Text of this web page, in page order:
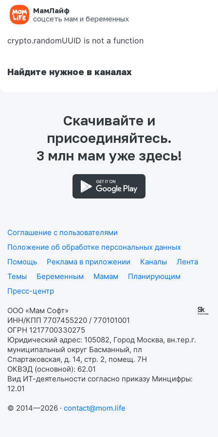
МамЛайф
соцсеть мам и беременных
Ошибка на странице
crypto.randomUUID is not a function
Найдите нужное в каналах
Скачивайте и
присоединяйтесь.
3 млн мам уже здесь!
Соглашение с пользователями
Положение об обработке персональных данных
Помощь
Реклама в приложении Каналы
Лента
Темы
Беременным Мамам
Планирующим
Пресс-центр
ООО «Мам Софт»
ИНН/КПП 7707455220 / 770101001
ОГРН 1217700330275
Юридический адрес: 105082, Город Москва, вн.тер.г.
муниципальный округ Басманный, пл
Спартаковская, д. 14, стр. 2, помещ. 7Н
ОКВЭД (основной): 62.01
Вид ИТ-деятельности согласно приказу Минцифры:
12.01
© 2014—2026 · contact@mom.life